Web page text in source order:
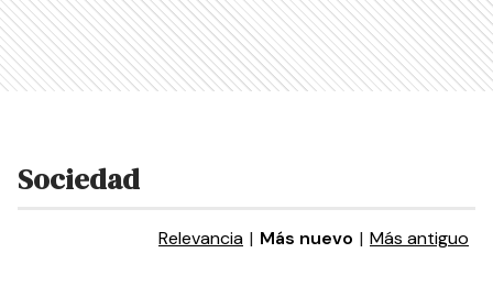
Sociedad
Relevancia | Más nuevo | Más antiguo